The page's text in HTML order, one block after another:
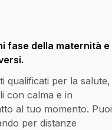
fase della maternità e
qualificati per la salute,
con calma e in
al tuo momento. Puoi
per distanze